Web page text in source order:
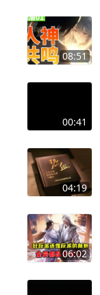
08:51
00:41
04:19
06:02